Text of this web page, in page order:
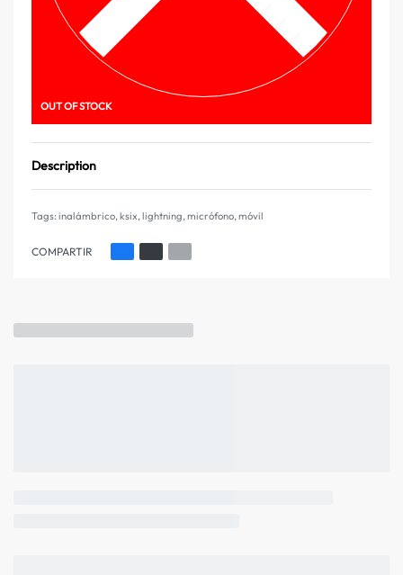
OUT OF STOCK
Description
Tags: inalámbrico,ksix,lightning,micrófono,móvil
COMPARTIR